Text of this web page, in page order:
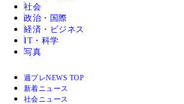
社会
政治・国際
経済・ビジネス
IT・科学
写真
週プレNEWS TOP
新着ニュース
社会ニュース